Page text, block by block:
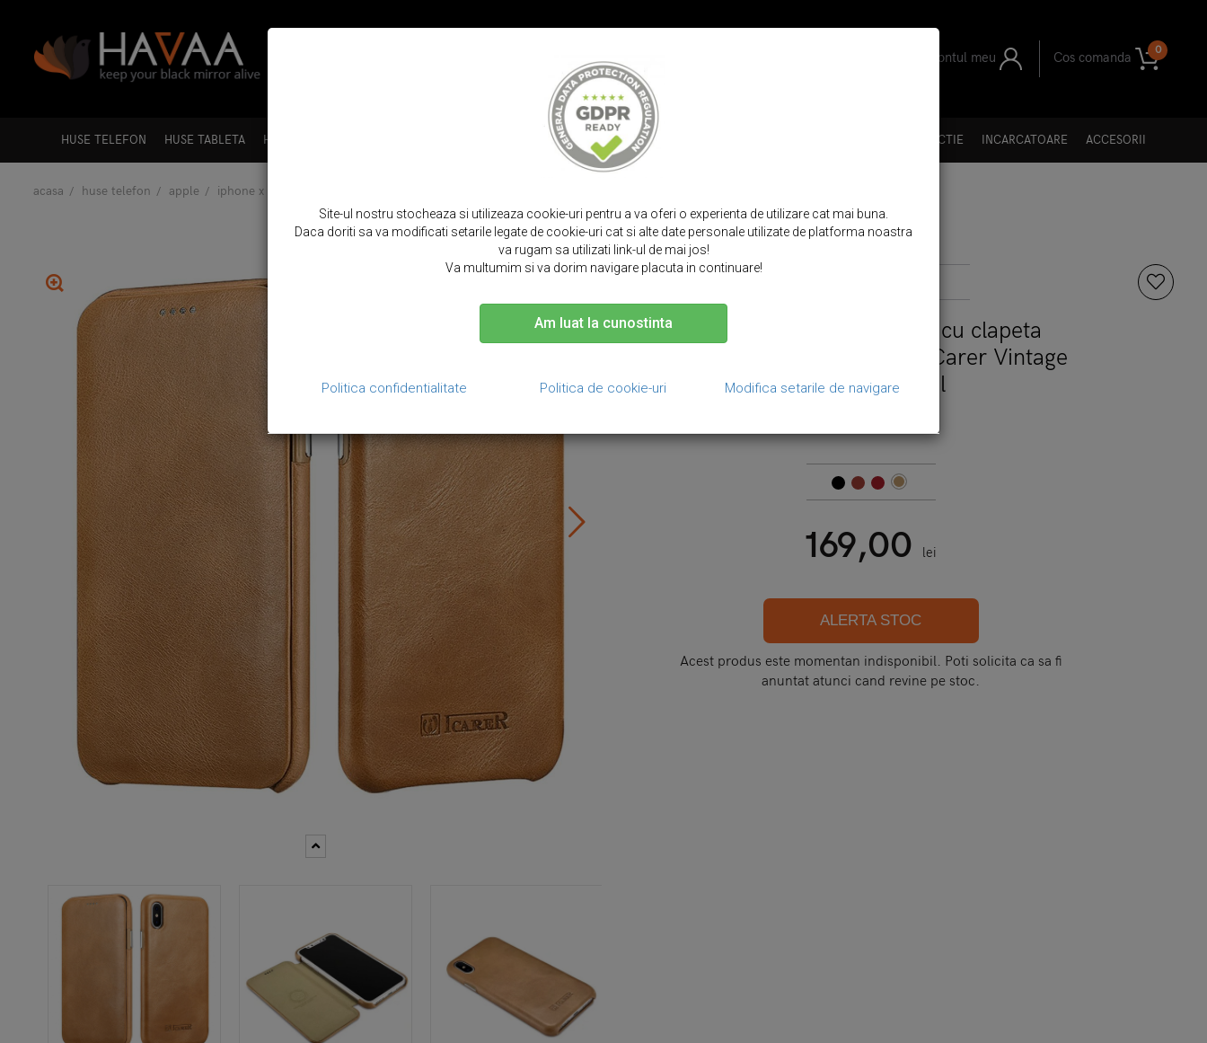
Contul meu 0
Cos comanda
HUSE TELEFON HUSE TABLETA HUSE LAPTOP CURELE SMARTWATCH TOCURI SI SACULETI FOLII PROTECTIE INCARCATOARE ACCESORII
acasa huse telefon apple iphone x / xs
Husa din piele, tip carte cu clapeta
curbata, iPhone X / XS - iCarer Vintage
Curved, Camel
169,00 lei
ALERTA STOC
Acest produs este momentan indisponibil. Poti solicita ca sa fi
anuntat atunci cand revine pe stoc.
Site-ul nostru stocheaza si utilizeaza cookie-uri pentru a va oferi o experienta de utilizare cat mai buna.
Daca doriti sa va modificati setarile legate de cookie-uri cat si alte date personale utilizate de platforma noastra
va rugam sa utilizati link-ul de mai jos!
Va multumim si va dorim navigare placuta in continuare!
Am luat la cunostinta
Politica confidentialitate Politica de cookie-uri Modifica setarile de navigare